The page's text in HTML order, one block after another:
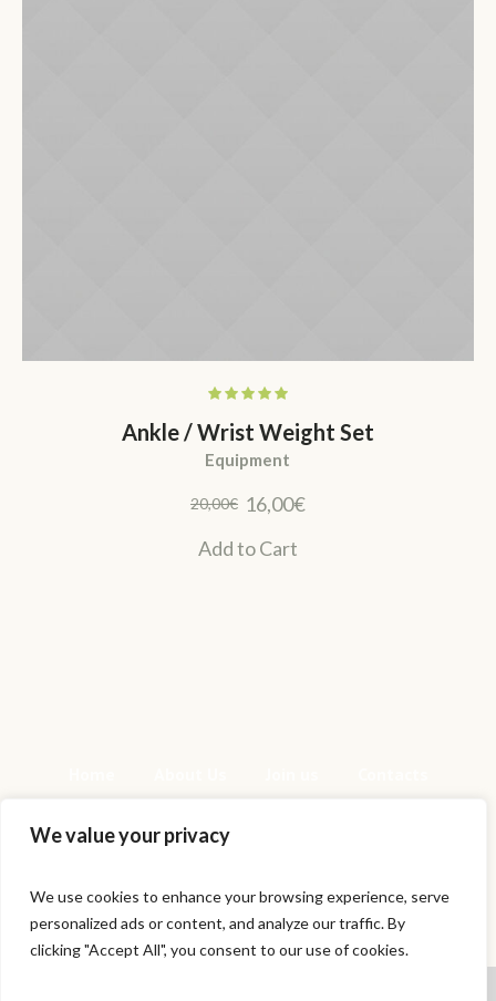
We value your privacy
We use cookies to enhance your browsing experience, serve
personalized ads or content, and analyze our traffic. By
clicking "Accept All", you consent to our use of cookies.
Ankle / Wrist Weight Set
Equipment
20,00€ El
original
16,00€El
Add to Cart
This is a sample website - cmsmasters ©
2020 / All Rights Reserved